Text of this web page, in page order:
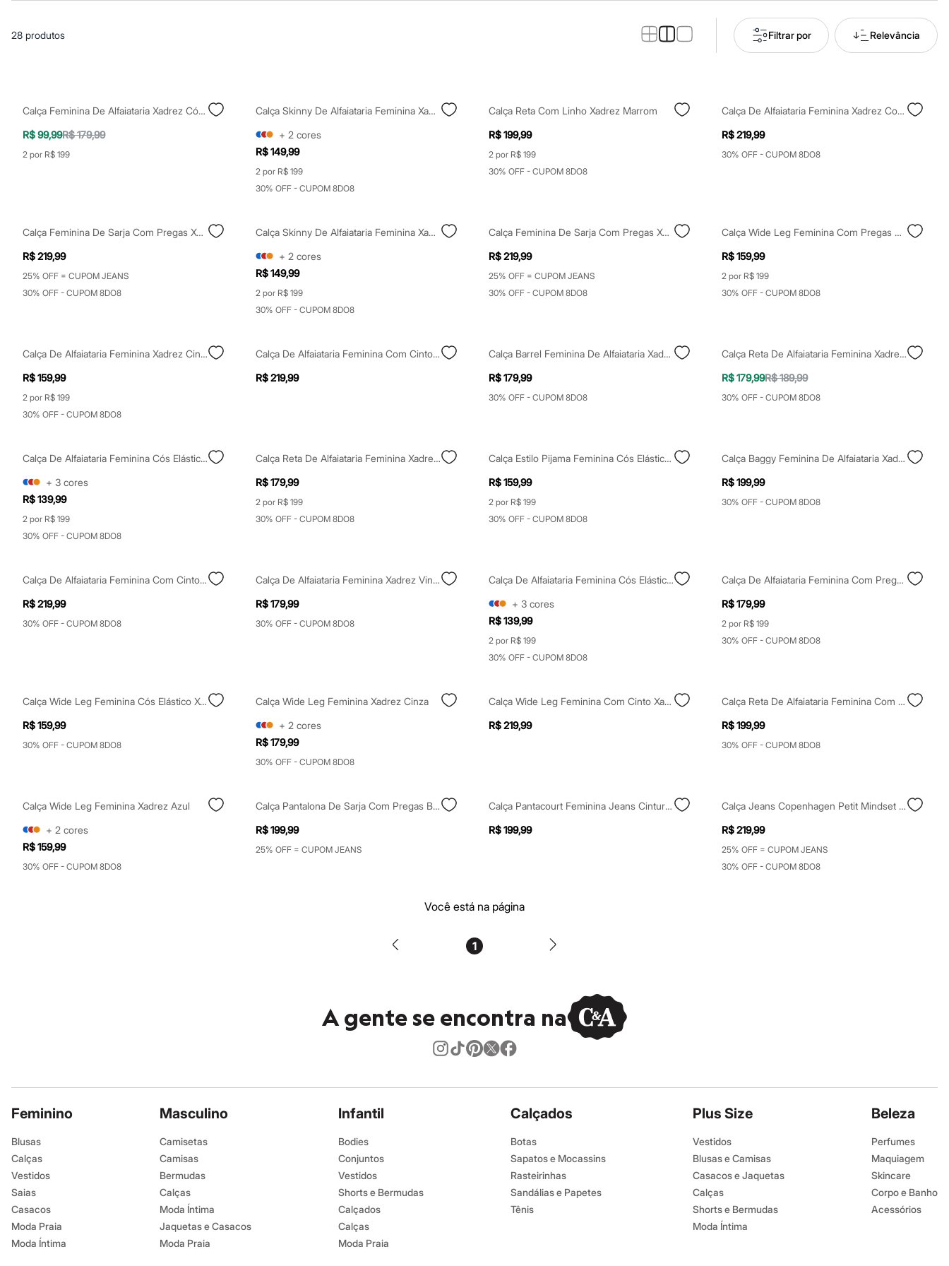
Casacos e Jaquetas
Macacões
Saias
Bonés e Chapéus
Bijoux
Cintos
Óculos
Relógios
Sapatilhas
Marcas
City
Clock House
Mindset
Acessórios
Blusas
Calçados
Leggings
Shorts e Bermudas
Tops
Meias
Sutiãs e Tops
Moda praia
Biquínis
Maiôs
Saídas de praia
Blusas e Camisetas
Calças
Casacos e Jaquetas
Jeans
Moda esportiva
Inverno
Roupas
Bermudas
Jeans
Acessórios
Bolsas e Mochilas
Chapéus e Bonés
Cintos
Moda íntima
Meias
Pijamas
Jeans
Moda esportiva
Shorts e Bermudas
28 produtos Filtrar por Relevância
Calça Feminina De Alfaiataria Xadrez Cós Elástico Bege
R$ 99,99R$ 179,99
2 por R$ 199
Calça Skinny De Alfaiataria Feminina Xadrez Bege
+ 2 cores
R$ 149,99
2 por R$ 199
30% OFF - CUPOM 8DO8
Calça Reta Com Linho Xadrez Marrom
R$ 199,99
2 por R$ 199
30% OFF - CUPOM 8DO8
Calça De Alfaiataria Feminina Xadrez Com Lurex Bege
R$ 219,99
30% OFF - CUPOM 8DO8
Calça Feminina De Sarja Com Pregas Xadrez Mindset Colorida
R$ 219,99
25% OFF = CUPOM JEANS
30% OFF - CUPOM 8DO8
Calça Skinny De Alfaiataria Feminina Xadrez Preta
+ 2 cores
R$ 149,99
2 por R$ 199
30% OFF - CUPOM 8DO8
Calça Feminina De Sarja Com Pregas Xadrez Mindset Plus Size Colorida
R$ 219,99
25% OFF = CUPOM JEANS
30% OFF - CUPOM 8DO8
Calça Wide Leg Feminina Com Pregas Xadrez Azul
R$ 159,99
2 por R$ 199
30% OFF - CUPOM 8DO8
Calça De Alfaiataria Feminina Xadrez Cinza
R$ 159,99
2 por R$ 199
30% OFF - CUPOM 8DO8
Calça De Alfaiataria Feminina Com Cinto Xadrez Colorida
R$ 219,99
Calça Barrel Feminina De Alfaiataria Xadrez Cinza
R$ 179,99
30% OFF - CUPOM 8DO8
Calça Reta De Alfaiataria Feminina Xadrez Cinza
R$ 179,99R$ 189,99
30% OFF - CUPOM 8DO8
Calça De Alfaiataria Feminina Cós Elástico Com Pregas Xadrez Azul
+ 3 cores
R$ 139,99
2 por R$ 199
30% OFF - CUPOM 8DO8
Calça Reta De Alfaiataria Feminina Xadrez Marrom
R$ 179,99
2 por R$ 199
30% OFF - CUPOM 8DO8
Calça Estilo Pijama Feminina Cós Elástico Xadrez Azul
R$ 159,99
2 por R$ 199
30% OFF - CUPOM 8DO8
Calça Baggy Feminina De Alfaiataria Xadrez Marrom
R$ 199,99
30% OFF - CUPOM 8DO8
Calça De Alfaiataria Feminina Com Cinto Xadrez Marrom
R$ 219,99
30% OFF - CUPOM 8DO8
Calça De Alfaiataria Feminina Xadrez Vinho
R$ 179,99
30% OFF - CUPOM 8DO8
Calça De Alfaiataria Feminina Cós Elástico Com Pregas Xadrez Vinho
+ 3 cores
R$ 139,99
2 por R$ 199
30% OFF - CUPOM 8DO8
Calça De Alfaiataria Feminina Com Pregas Xadrez Marrom
R$ 179,99
2 por R$ 199
30% OFF - CUPOM 8DO8
Calça Wide Leg Feminina Cós Elástico Xadrez Preta
R$ 159,99
30% OFF - CUPOM 8DO8
Calça Wide Leg Feminina Xadrez Cinza
+ 2 cores
R$ 179,99
30% OFF - CUPOM 8DO8
Calça Wide Leg Feminina Com Cinto Xadrez Bege
R$ 219,99
Calça Reta De Alfaiataria Feminina Com Cinto Xadrez Azul
R$ 199,99
30% OFF - CUPOM 8DO8
Calça Wide Leg Feminina Xadrez Azul
+ 2 cores
R$ 159,99
30% OFF - CUPOM 8DO8
Calça Pantalona De Sarja Com Pregas Bege
R$ 199,99
25% OFF = CUPOM JEANS
Calça Pantacourt Feminina Jeans Cintura Alta Com Cinto Azul
R$ 199,99
Calça Jeans Copenhagen Petit Mindset Preto
R$ 219,99
25% OFF = CUPOM JEANS
30% OFF - CUPOM 8DO8
Você está na página
1
A gente se encontra na
Feminino
Blusas
Calças
Vestidos
Saias
Casacos
Moda Praia
Moda Íntima
Masculino
Camisetas
Camisas
Bermudas
Calças
Moda Íntima
Jaquetas e Casacos
Moda Praia
Infantil
Bodies
Conjuntos
Vestidos
Shorts e Bermudas
Calçados
Calças
Moda Praia
Calçados
Botas
Sapatos e Mocassins
Rasteirinhas
Sandálias e Papetes
Tênis
Plus Size
Vestidos
Blusas e Camisas
Casacos e Jaquetas
Calças
Shorts e Bermudas
Moda Íntima
Beleza
Perfumes
Maquiagem
Skincare
Corpo e Banho
Acessórios